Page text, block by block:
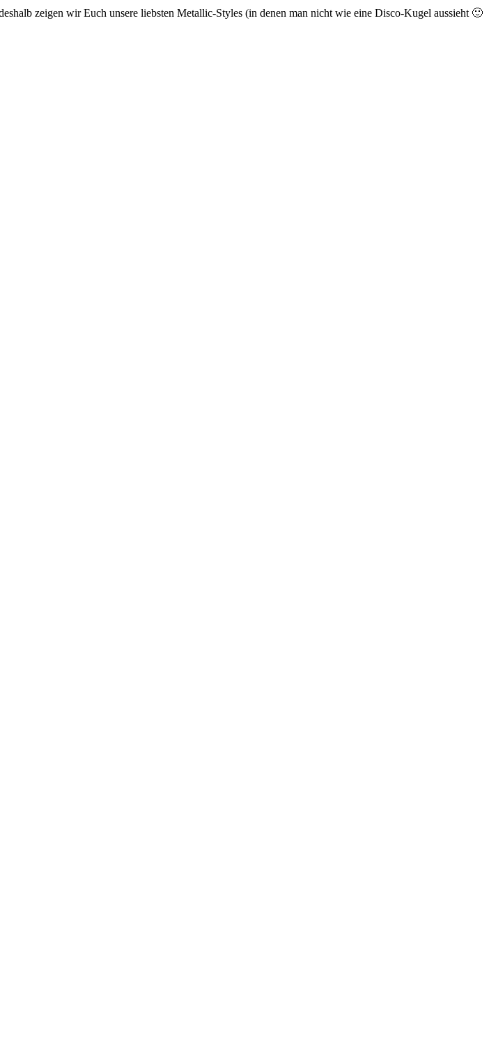
zeigen wir Euch unsere liebsten Metallic-Styles (in denen man nicht wie eine Disco-Kugel aussieht 🙂